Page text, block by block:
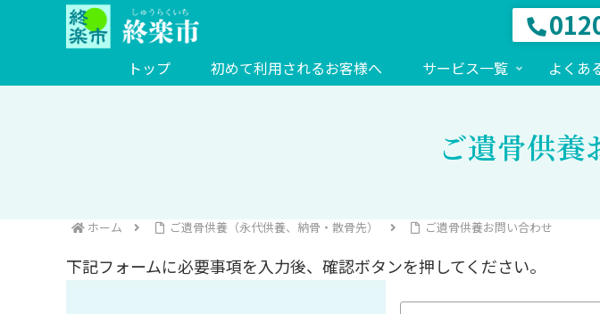
トップ 初めて利用されるお客様へ サービス一覧 よくあ
ご遺骨供養
ホーム ご遺骨供養（永代供養、納骨・散骨先） ご遺骨供養お問い合わせ
下記フォームに必要事項を入力後、確認ボタンを押してください。